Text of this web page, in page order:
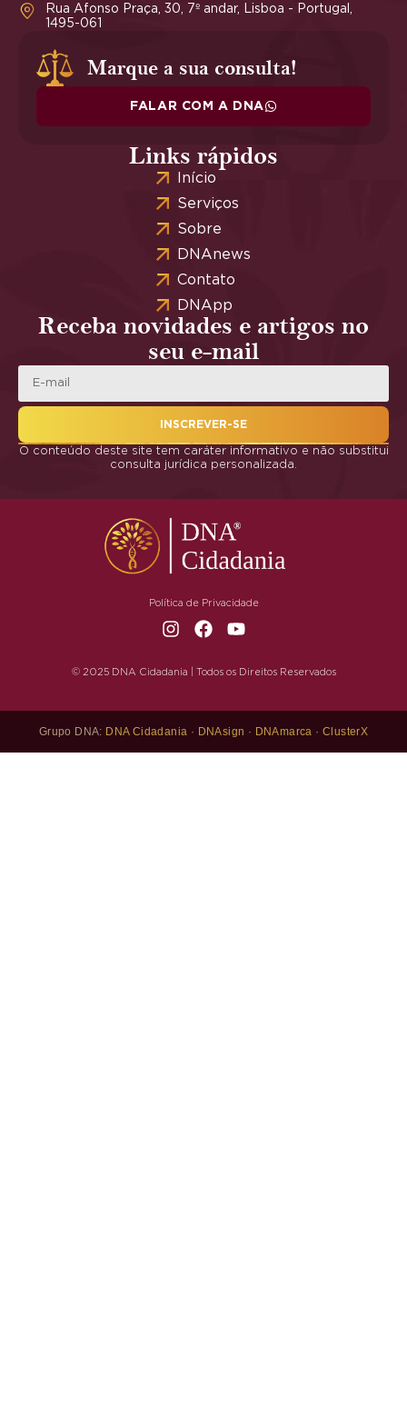
Rua Afonso Praça, 30, 7º andar, Lisboa - Portugal,
1495-061
Marque a sua consulta!
FALAR COM A DNA
Links rápidos
Início
Serviços
Sobre
DNAnews
Contato
DNApp
Receba novidades e artigos no
seu e-mail
INSCREVER-SE
O conteúdo deste site tem caráter informativo e não substitui
consulta jurídica personalizada.
© 2025 DNA Cidadania | Todos os Direitos Reservados
Política de Privacidade
Grupo DNA: DNA Cidadania · DNAsign · DNAmarca ·ClusterX